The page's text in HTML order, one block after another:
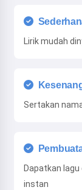
Lirik mudah
Sertakan
Dapatkan
instan